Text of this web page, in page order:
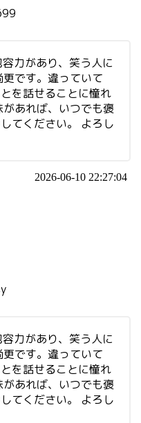
力があり、笑う人に
です。違っていて
を話せることに憧れ
あれば、いつでも褒
てください。 よろし
2026-06-10 22:27:04
力があり、笑う人に
です。違っていて
を話せることに憧れ
あれば、いつでも褒
てください。 よろし